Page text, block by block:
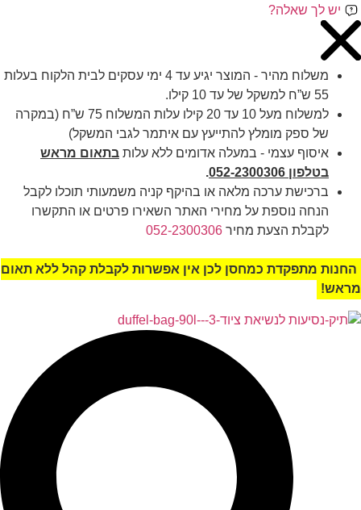
יש לך שאלה?
משלוח מהיר - המוצר יגיע עד 4 ימי עסקים לבית הלקוח בעלות
55 ש”ח למשקל של עד 10 קילו.
למשלוח מעל 10 עד 20 קילו עלות המשלוח 75 ש”ח (במקרה
של ספק מומלץ להתייעץ עם איתמר לגבי המשקל)
איסוף עצמי - במעלה אדומים ללא עלות בתאום מראש
בטלפון 052-2300306
.
ברכישת ערכה מלאה או בהיקף קניה משמעותי תוכלו לקבל
הנחה נוספת על מחירי האתר השאירו פרטים או התקשרו
לקבלת הצעת מחיר 052-2300306
החנות מתפקדת כמחסן לכן אין אפשרות לקבלת קהל ללא תאום
מראש!